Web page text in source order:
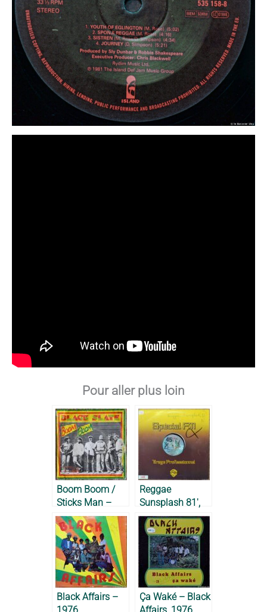
Pour aller plus loin
Boom Boom /
Sticks Man –
Black Slate,
1980
Reggae
Sunsplash 81′,
Tribute To Bob
Marley – 1981
Black Affairs –
Ça Waké – Black